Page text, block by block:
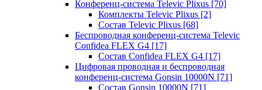
Конференц-система Televic Plixus [70]
Комплекты Televic Plixus [2]
Состав Televic Plixus [68]
Беспроводная конференц-система Televic
Confidea FLEX G4 [17]
Состав Confidea FLEX G4 [17]
Цифровая проводная и беспроводная
конференц-система Gonsin 10000N [71]
Состав Gonsin 10000N [71]